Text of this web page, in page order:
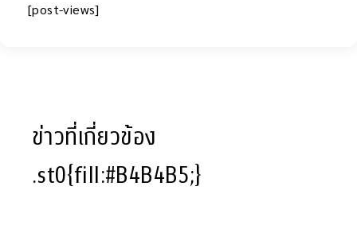
[post-views]
ข่าวที่เกี่ยวข้อง
.st0{fill:#B4B4B5;}